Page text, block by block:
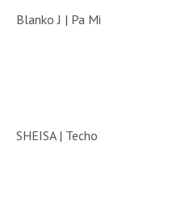
Blanko J | Pa Mi
SHEISA | Techo